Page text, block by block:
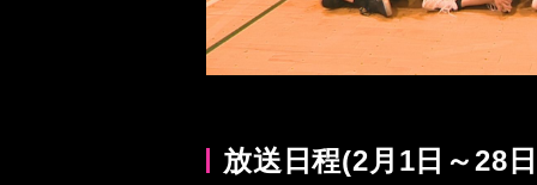
放送日程(2月1日～28